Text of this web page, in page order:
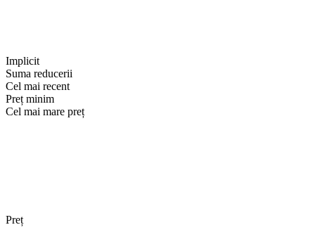
Implicit
Suma reducerii
Cel mai recent
Preț minim
Cel mai mare preț
Preț